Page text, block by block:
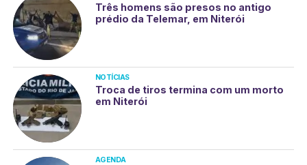
Três homens são presos no antigo
prédio da Telemar, em Niterói
NOTÍCIAS
Troca de tiros termina com um morto
em Niterói
AGENDA